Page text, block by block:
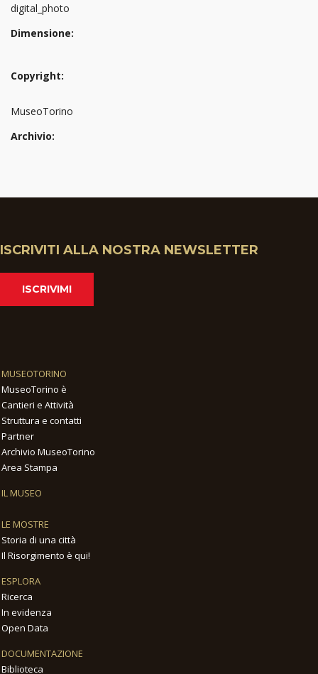
digital_photo
Dimensione:
Copyright:
MuseoTorino
Archivio:
ISCRIVITI ALLA NOSTRA NEWSLETTER
ISCRIVIMI
MUSEOTORINO
MuseoTorino è
Cantieri e Attività
Struttura e contatti
Partner
Archivio MuseoTorino
Area Stampa
IL MUSEO
LE MOSTRE
Storia di una città
Il Risorgimento è qui!
ESPLORA
Ricerca
In evidenza
Open Data
DOCUMENTAZIONE
Biblioteca